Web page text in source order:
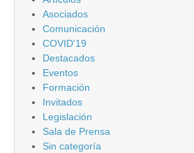
Asociados
Comunicación
COVID'19
Destacados
Eventos
Formación
Invitados
Legislación
Sala de Prensa
Sin categoría